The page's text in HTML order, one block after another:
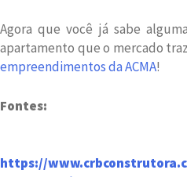
Agora que você já sabe
apartamento que o mercado
empreendimentos da ACMA!
Fontes:
https://